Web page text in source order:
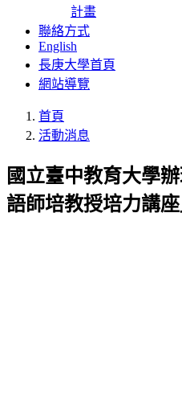
計畫
聯絡方式
English
長庚大學首頁
網站導覽
首頁
活動消息
國立臺中教育大學
語師培教授培力講